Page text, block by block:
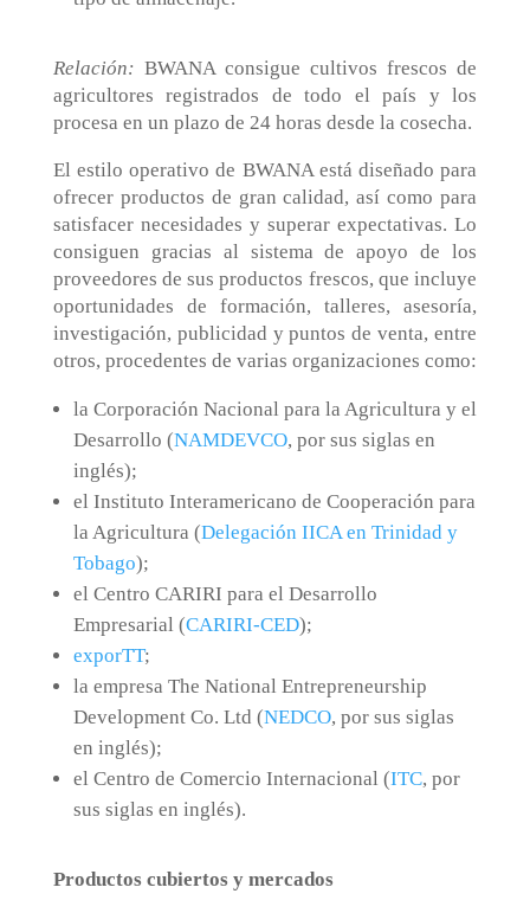
Relación: BWANA consigue cultivos frescos de
agricultores registrados de todo el país y los
procesa en un plazo de 24 horas desde la cosecha.
El estilo operativo de BWANA está diseñado para
ofrecer productos de gran calidad, así como para
satisfacer necesidades y superar expectativas. Lo
consiguen gracias al sistema de apoyo de los
proveedores de sus productos frescos, que incluye
oportunidades de formación, talleres, asesoría,
investigación, publicidad y puntos de venta, entre
otros, procedentes de varias organizaciones como:
la Corporación Nacional para la Agricultura y el
Desarrollo (NAMDEVCO, por sus siglas en
inglés);
el Instituto Interamericano de Cooperación para
la Agricultura (Delegación IICA en Trinidad y
Tobago);
el Centro CARIRI para el Desarrollo
Empresarial (CARIRI-CED);
exporTT;
la empresa The National Entrepreneurship
Development Co. Ltd (NEDCO, por sus siglas
en inglés);
el Centro de Comercio Internacional (ITC, por
sus siglas en inglés).
Productos cubiertos y mercados